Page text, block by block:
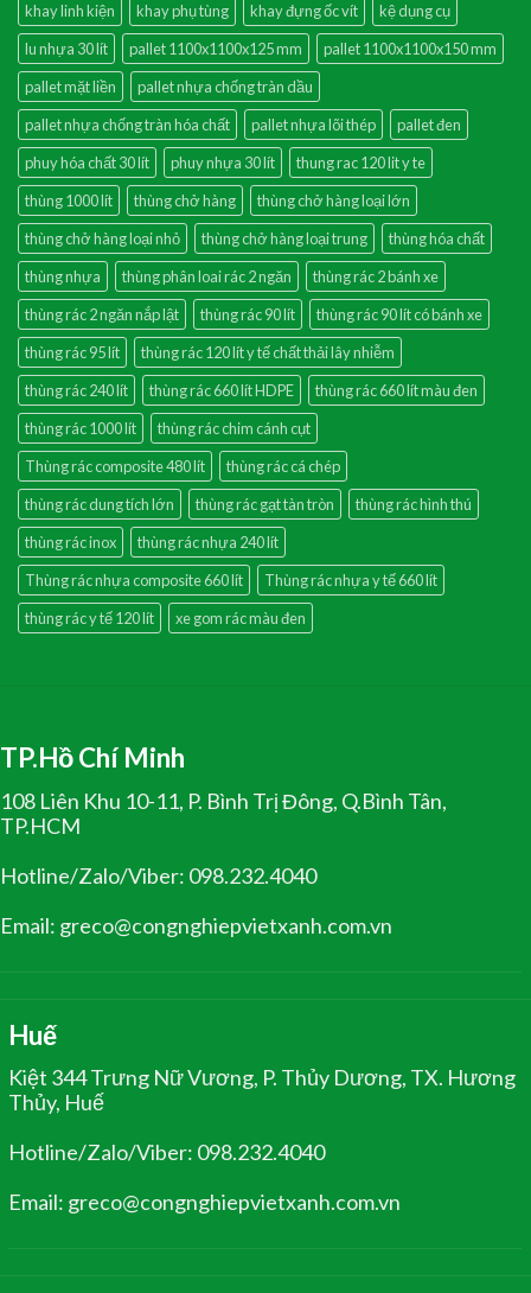
khay linh kiện khay phụ tùng khay đựng ốc vít
kệ dụng cụ
lu nhựa 30 lít
pallet 1100x1100x125 mm
pallet 1100x1100x150 mm
pallet mặt liền
pallet nhựa chống tràn dầu
pallet nhựa chống tràn hóa chất
pallet nhựa lõi thép
pallet đen
phuy hóa chất 30 lít
phuy nhựa 30 lít
thung rac 120 lit y te
thùng 1000 lít
thùng chở hàng
thùng chở hàng loại lớn
thùng chở hàng loại nhỏ
thùng chở hàng loại trung
thùng hóa chất
thùng nhựa
thùng phân loai rác 2 ngăn
thùng rác 2 bánh xe
thùng rác 2 ngăn nắp lật
thùng rác 90 lít
thùng rác 90 lít có bánh xe
thùng rác 95 lít
thùng rác 120 lít y tế chất thải lây nhiễm
thùng rác 240 lít
thùng rác 660 lít HDPE
thùng rác 660 lít màu đen
thùng rác 1000 lít
thùng rác chim cánh cụt
Thùng rác composite 480 lít
thùng rác cá chép
thùng rác dung tích lớn
thùng rác gạt tàn tròn
thùng rác hình thú
thùng rác inox
thùng rác nhựa 240 lít
Thùng rác nhựa composite 660 lít
Thùng rác nhựa y tế 660 lít
thùng rác y tế 120 lít
xe gom rác màu đen
TP.Hồ Chí Minh
108 Liên Khu 10-11, P. Bình Trị Đông, Q.Bình Tân,
TP.HCM
Hotline/Zalo/Viber: 098.232.4040
Email: greco@congnghiepvietxanh.com.vn
Huế
Kiệt 344 Trưng Nữ Vương, P. Thủy Dương, TX. Hương
Thủy, Huế
Hotline/Zalo/Viber: 098.232.4040
Email: greco@congnghiepvietxanh.com.vn